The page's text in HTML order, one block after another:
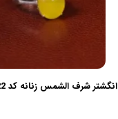
انگشتر شرف الشمس زنانه کد 31922